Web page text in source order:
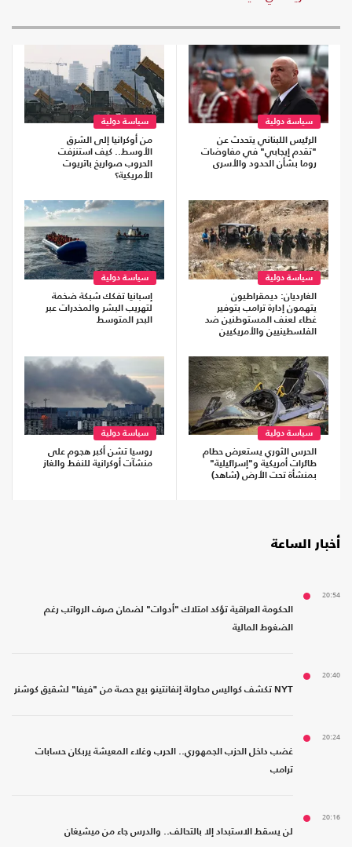
سياسة دولية
الرئيس اللبناني يتحدث عن
"تقدم إيجابي" في مفاوضات
روما بشأن الحدود والأسرى
سياسة دولية
من أوكرانيا إلى الشرق
الأوسط.. كيف استنزفت
الحروب صواريخ باتريوت
الأمريكية؟
سياسة دولية
الغارديان: ديمقراطيون
يتهمون إدارة ترامب بتوفير
غطاء لعنف المستوطنين ضد
الفلسطينيين والأمريكيين
سياسة دولية
إسبانيا تفكك شبكة ضخمة
لتهريب البشر والمخدرات عبر
البحر المتوسط
سياسة دولية
الحرس الثوري يستعرض حطام
طائرات أمريكية و"إسرائيلية"
بمنشأة تحت الأرض (شاهد)
سياسة دولية
روسيا تشن أكبر هجوم على
منشآت أوكرانية للنفط والغاز
أخبار الساعة
20:54
الحكومة العراقية تؤكد امتلاك "أدوات" لضمان صرف الرواتب رغم
الضغوط المالية
20:40
NYT تكشف كواليس محاولة إنفانتينو بيع حصة من "فيفا" لشقيق كوشنر
20:24
غضب داخل الحزب الجمهوري.. الحرب وغلاء المعيشة يربكان حسابات
ترامب
20:16
لن يسقط الاستبداد إلا بالتحالف.. والدرس جاء من ميشيغان